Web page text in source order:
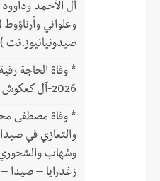
آل الأحمد
وعلواني
صيدونيانيوز.نت )
*
2026-آل كعكوش وحمودة
*
وشهاب
زغدرايا – صيدا